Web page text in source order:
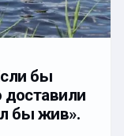
бы
бы жив».